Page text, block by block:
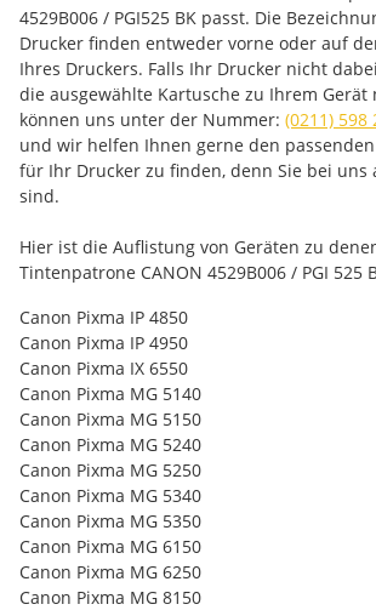
4529B006 / PGI525 BK passt. Die
Drucker finden entweder vorne oder auf
Ihres Druckers. Falls Ihr Drucker nicht
die ausgewählte Kartusche zu Ihrem Gerät
können uns unter der Nummer: (0211) 598
und wir helfen Ihnen gerne den
für Ihr Drucker zu finden, denn Sie bei uns
sind.
Hier ist die Auflistung von Geräten zu
Tintenpatrone CANON 4529B006 / PGI 525
Canon Pixma IP 4850
Canon Pixma IP 4950
Canon Pixma IX 6550
Canon Pixma MG 5140
Canon Pixma MG 5150
Canon Pixma MG 5240
Canon Pixma MG 5250
Canon Pixma MG 5340
Canon Pixma MG 5350
Canon Pixma MG 6150
Canon Pixma MG 6250
Canon Pixma MG 8150